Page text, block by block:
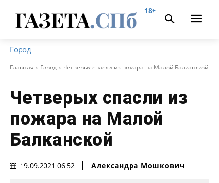
18+
Город
Главная Город Четверых спасли из пожара на Малой Балканской
Четверых спасли из
пожара на Малой
Балканской
19.09.2021 06:52 Александра Мошкович